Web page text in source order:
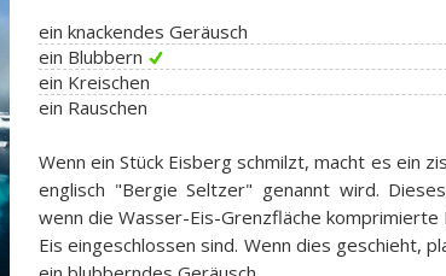
ein knackendes Geräusch
ein Blubbern
ein Kreischen
ein Rauschen
Wenn ein Stück Eisberg schmilzt, macht es ein
englisch "Bergie Seltzer" genannt wird.
wenn die Wasser-Eis-Grenzfläche
Eis eingeschlossen sind. Wenn dies geschieht,